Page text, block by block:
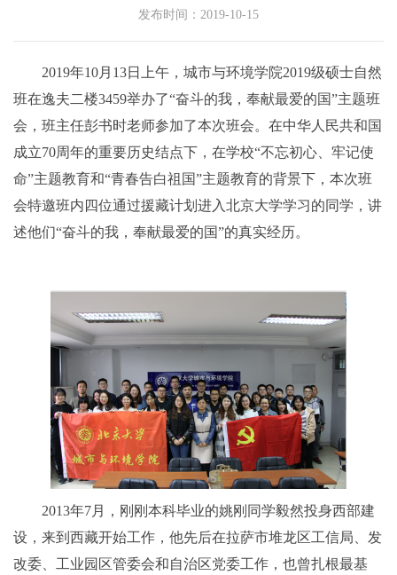
发布时间：2019-10-15
2019年10月13日上午，城市与环境学院2019级硕士自然
班在逸夫二楼3459举办了“奋斗的我，奉献最爱的国”主题班
会，班主任彭书时老师参加了本次班会。在中华人民共和国
成立70周年的重要历史结点下，在学校“不忘初心、牢记使
命”主题教育和“青春告白祖国”主题教育的背景下，本次班
会特邀班内四位通过援藏计划进入北京大学学习的同学，讲
述他们“奋斗的我，奉献最爱的国”的真实经历。
2013年7月，刚刚本科毕业的姚刚同学毅然投身西部建
设，来到西藏开始工作，他先后在拉萨市堆龙区工信局、发
改委、工业园区管委会和自治区党委工作，也曾扎根最基